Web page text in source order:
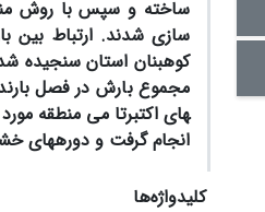
سازی شدند. ارتباط بین
کوهبنان استان سنجیده
مجموع بارش در فصل
انجام گرفت و دوره­های
کلیدواژه‌ها